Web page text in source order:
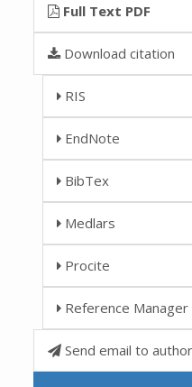
Full Text PDF
Download citation
RIS
EndNote
BibTex
Medlars
Procite
Reference Manager
Send email to author